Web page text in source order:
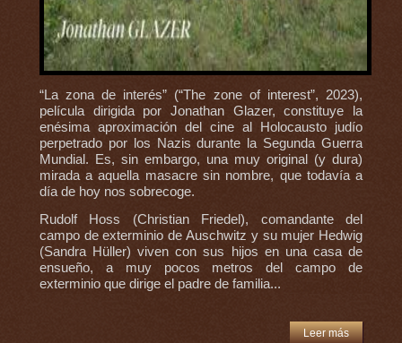
“La zona de interés” (“The zone of interest”, 2023),
película dirigida por Jonathan Glazer, constituye la
enésima aproximación del cine al Holocausto judío
perpetrado por los Nazis durante la Segunda Guerra
Mundial. Es, sin embargo, una muy original (y dura)
mirada a aquella masacre sin nombre, que todavía a
día de hoy nos sobrecoge.
Rudolf Hoss (Christian Friedel), comandante del
campo de exterminio de Auschwitz y su mujer Hedwig
(Sandra Hüller) viven con sus hijos en una casa de
ensueño, a muy pocos metros del campo de
exterminio que dirige el padre de familia...
Leer más